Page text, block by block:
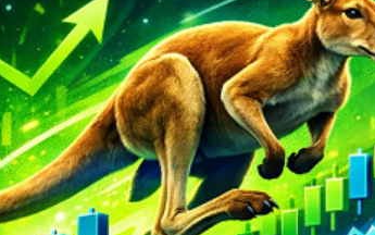
RSS-лента комментариев